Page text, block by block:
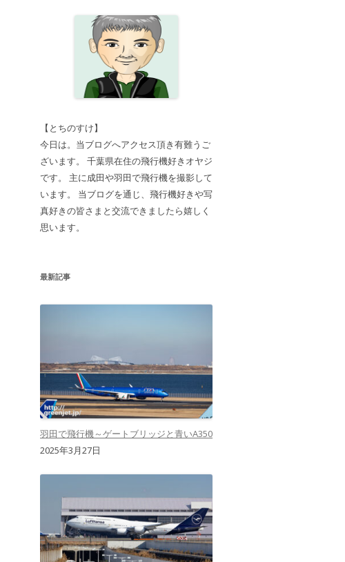
【とちのすけ】
今日は。当ブログへアクセス頂き有難うご
ざいます。 千葉県在住の飛行機好きオヤジ
です。 主に成田や羽田で飛行機を撮影して
います。 当ブログを通じ、飛行機好きや写
真好きの皆さまと交流できましたら嬉しく
思います。
最新記事
羽田で飛行機～ゲートブリッジと青いA350
2025年3月27日